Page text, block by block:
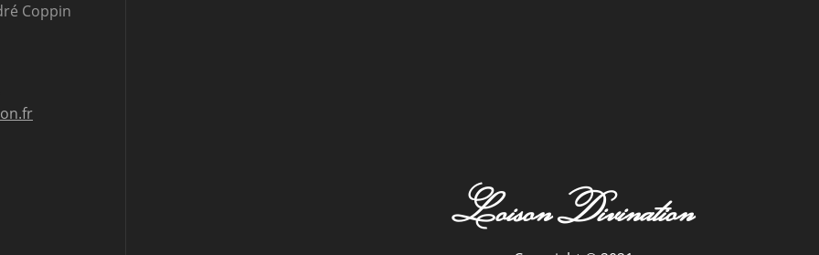
Coppin
Loison Divination